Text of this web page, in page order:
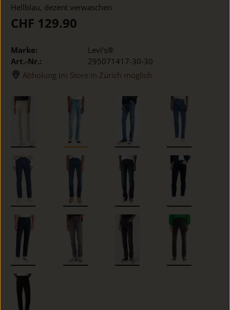
Hellblau, dezent verwaschen
CHF 129.90
Marke:
Levi's®
Art.-Nr.:
295071417-30-30
Abholung im Store in Zürich möglich